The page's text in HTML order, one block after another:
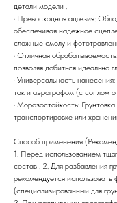
детали модели .
· Превосходная адгезия:
обеспечивая надежное
сложные смолу и
· Отличная
позволяя добиться идеально
· Универсальность
так и аэрографом (с соплом
· Морозостойкость:
транспортировке или
Способ применения
1. Перед использованием
состав . 2. Для разбавления
рекомендуется
(специализированный для